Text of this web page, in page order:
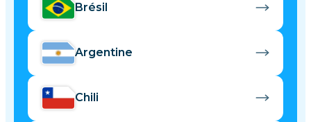
Brésil
Argentine
Chili